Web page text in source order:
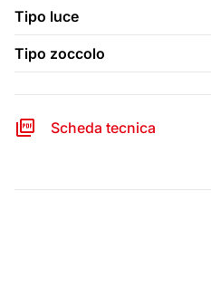
Tipo luce
Tipo zoccolo
Scheda tecnica